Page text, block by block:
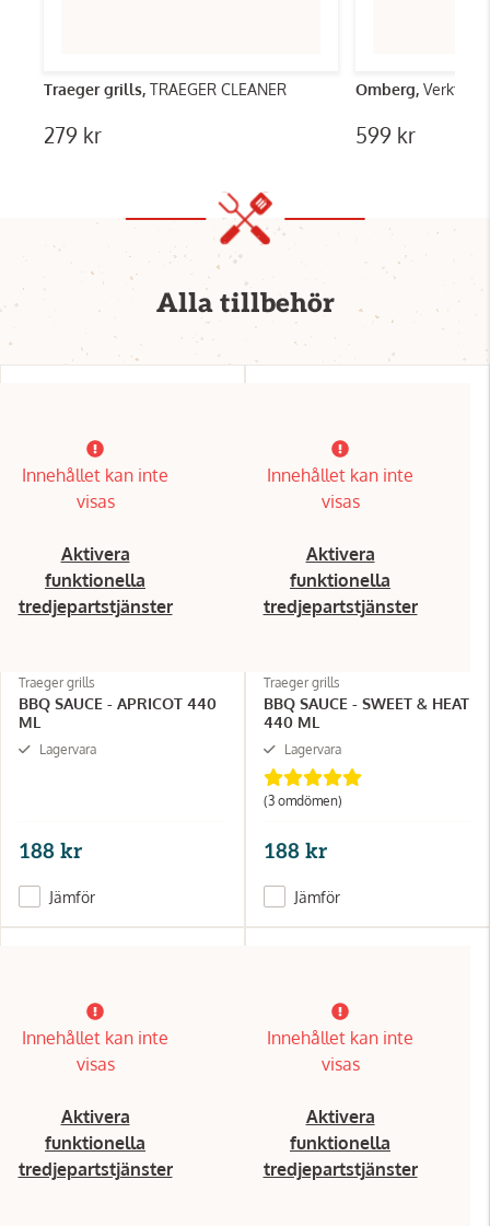
Traeger grills, TRAEGER CLEANER
279 kr
Omberg,
599 kr
Alla tillbehör
Innehållet kan inte
visas
Aktivera
funktionella
tredjepartstjänster
Traeger grills
BBQ SAUCE - APRICOT 440
ML
Lagervara
188 kr
Jämför
Innehållet kan inte
visas
Aktivera
funktionella
tredjepartstjänster
Traeger grills
BBQ SAUCE - SWEET & HEAT
440 ML
Lagervara
(3 omdömen)
188 kr
Jämför
Innehållet kan inte
visas
Aktivera
funktionella
tredjepartstjänster
Innehållet kan inte
visas
Aktivera
funktionella
tredjepartstjänster